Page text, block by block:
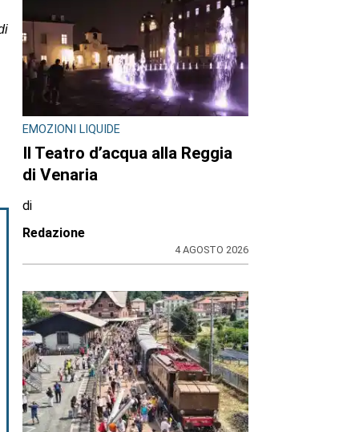
EMOZIONI LIQUIDE
Il Teatro d’acqua alla Reggia
di Venaria
di
Redazione
4 AGOSTO 2026